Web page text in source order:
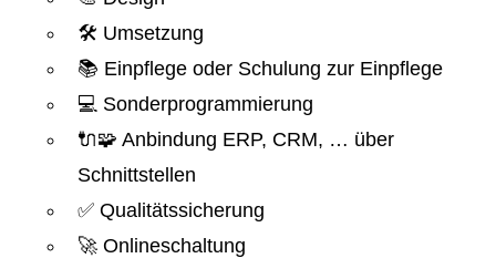
🛠️ Umsetzung
📚 Einpflege oder Schulung zur Einpflege
💻 Sonderprogrammierung
🔌🧩 Anbindung ERP, CRM, … über
Schnittstellen
✅ Qualitätssicherung
🚀 Onlineschaltung